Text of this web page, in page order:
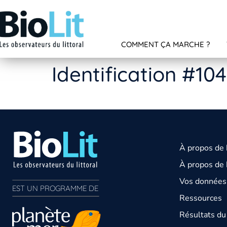
COMMENT ÇA MARCHE ?
Identification
EST UN PROGRAMME DE
À propos de
À propos de
Vos
Ressources
Résultats